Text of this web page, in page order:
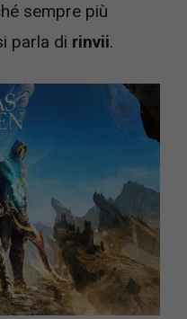
sempre più
parla di rinvii.